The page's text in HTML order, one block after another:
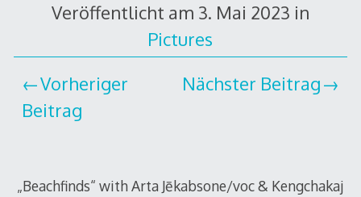
Veröffentlicht am 3. Mai 2023 in
Pictures
Vorheriger
Beitrag
Nächster Beitrag
„Beachfinds“ with Arta Jēkabsone/voc & Kengchakaj